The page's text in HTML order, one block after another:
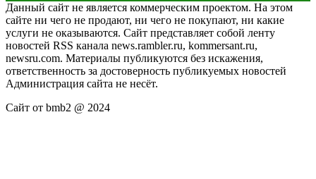
Данный сайт не является коммерческим проектом. На этом
сайте ни чего не продают, ни чего не покупают, ни какие
услуги не оказываются. Сайт представляет собой ленту
новостей RSS канала news.rambler.ru, kommersant.ru,
newsru.com. Материалы публикуются без искажения,
ответственность за достоверность публикуемых новостей
Администрация сайта не несёт.
Сайт от bmb2 @ 2024